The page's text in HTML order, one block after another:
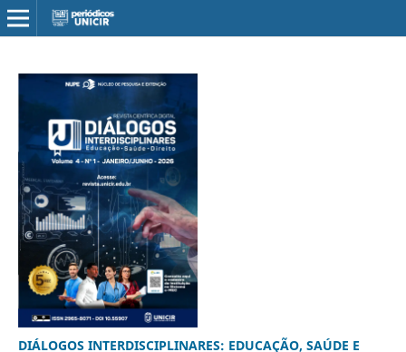
DIÁLOGOS INTERDISCIPLINARES: EDUCAÇÃO, SAÚDE E